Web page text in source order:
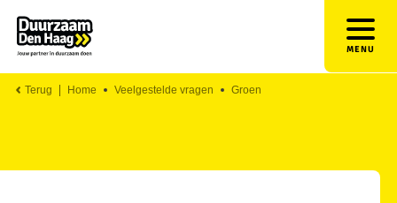
MENU
Terug Home Veelgestelde vragen Groen